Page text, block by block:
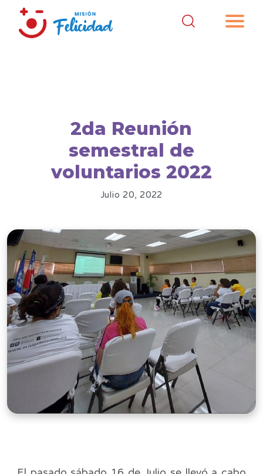
2da Reunión
semestral de
voluntarios 2022
Julio 20, 2022